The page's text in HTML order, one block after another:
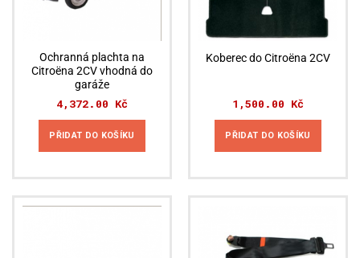
Ochranná plachta na
Citroëna 2CV vhodná do
garáže
4,372.00 Kč
PŘIDAT DO KOŠÍKU
Koberec do Citroëna 2CV
1,500.00 Kč
PŘIDAT DO KOŠÍKU